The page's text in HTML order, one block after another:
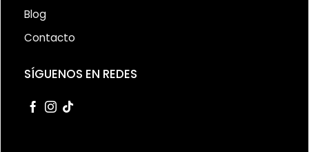
Blog
Contacto
SÍGUENOS EN REDES